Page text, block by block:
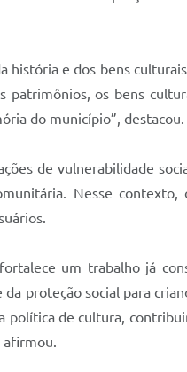
história e dos bens
patrimônios, os bens
do município”, destacou.
de vulnerabilidade
Nesse
um trabalho já
proteção social para
política de cultura,
afirmou.